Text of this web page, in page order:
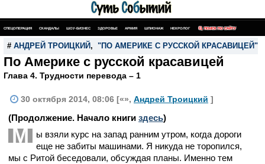
СПЕЦОПЕРАЦИЯ СКАНДАЛЫ ШОУ-БИЗНЕС ЗДОРОВЬЕ АРМИЯ ШПИОНАЖ НЕКРОЛОГ ПОИСК ПО САЙТУ
# АНДРЕЙ ТРОИЦКИЙ , "ПО АМЕРИКЕ С РУССКОЙ КРАСАВИЦЕЙ"
По Америке с русской красавицей
Глава 4. Трудности перевода – 1
30 октября 2014, 08:06 [«», Андрей Троицкий ]
(Продолжение. Начало книги здесь)
М
ы взяли курс на запад ранним утром, когда дороги
еще не забиты машинами. Я никуда не торопился,
мы с Ритой беседовали, обсуждая планы. Именно тем